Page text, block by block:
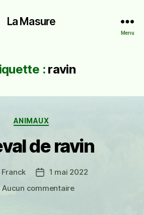
La Masure
Menu
: ravin
Catégories
ANIMAUX
de ravin
Franck
Date1 mai 2022
Aucun commentairesur